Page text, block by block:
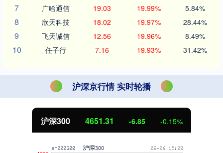
7 广哈通信 19.03 19.99% 5.84%
8 欣天科技 18.02 19.97% 28.44%
9 飞天诚信 12.56 19.96% 8.49%
10 任子行 7.16 19.93% 31.42%
沪深京行情 实时轮播
沪深300 4651.31 -6.85 -0.15%